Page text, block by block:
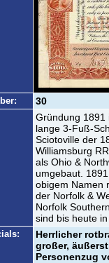
30
Gründung 1891
lange 3-Fuß-
Sciotoville der
Williamsburg
als Ohio &
umgebaut.
obigem Namen
der Norfolk &
Norfolk
sind bis heute
Herrlicher
großer,
Personenzug